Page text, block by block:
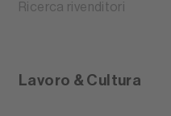
Ricerca rivenditori
Lavoro & Cultura